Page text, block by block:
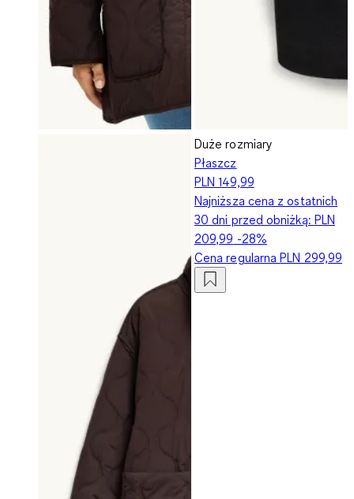
Duże rozmiary
Płaszcz
PLN 149,99
Najniższa cena z ostatnich
30 dni przed obniżką: PLN
209,99 -28%
Cena regularnaPLN 299,99